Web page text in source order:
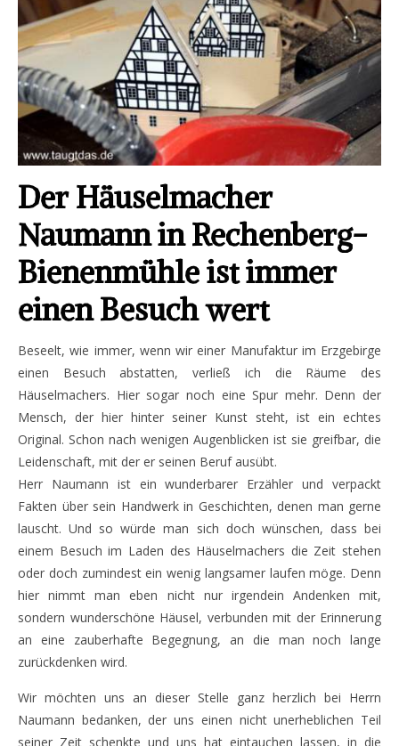
Der Häuselmacher
Naumann in Rechenberg-
Bienenmühle ist immer
einen Besuch wert
Beseelt, wie immer, wenn wir einer Manufaktur im Erzgebirge
einen Besuch abstatten, verließ ich die Räume des
Häuselmachers. Hier sogar noch eine Spur mehr. Denn der
Mensch, der hier hinter seiner Kunst steht, ist ein echtes
Original. Schon nach wenigen Augenblicken ist sie greifbar, die
Leidenschaft, mit der er seinen Beruf ausübt.
Herr Naumann ist ein wunderbarer Erzähler und verpackt
Fakten über sein Handwerk in Geschichten, denen man gerne
lauscht. Und so würde man sich doch wünschen, dass bei
einem Besuch im Laden des Häuselmachers die Zeit stehen
oder doch zumindest ein wenig langsamer laufen möge. Denn
hier nimmt man eben nicht nur irgendein Andenken mit,
sondern wunderschöne Häusel, verbunden mit der Erinnerung
an eine zauberhafte Begegnung, an die man noch lange
zurückdenken wird.
Wir möchten uns an dieser Stelle ganz herzlich bei Herrn
Naumann bedanken, der uns einen nicht unerheblichen Teil
seiner Zeit schenkte und uns hat eintauchen lassen, in die